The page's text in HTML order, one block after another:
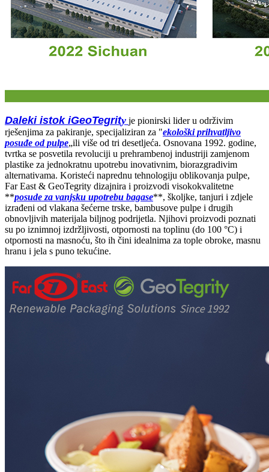
Daleki istok iGeoTegrity je pionirski lider u održivim
rješenjima za pakiranje, specijaliziran za "ekološki prihvatljivo
posuđe od pulpe„ili više od tri desetljeća. Osnovana 1992. godine,
tvrtka se posvetila revoluciji u prehrambenoj industriji zamjenom
plastike za jednokratnu upotrebu inovativnim, biorazgradivim
alternativama. Koristeći naprednu tehnologiju oblikovanja pulpe,
Far East & GeoTegrity dizajnira i proizvodi visokokvalitetne
**posude za vanjsku upotrebu bagase**, školjke, tanjuri i zdjele
izrađeni od vlakana šećerne trske, bambusove pulpe i drugih
obnovljivih materijala biljnog podrijetla. Njihovi proizvodi poznati
su po iznimnoj izdržljivosti, otpornosti na toplinu (do 100 °C) i
otpornosti na masnoću, što ih čini idealnima za tople obroke, masnu
hranu i jela s puno tekućine.